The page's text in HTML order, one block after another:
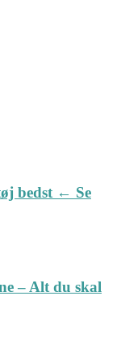
bedst ← Se
– Alt du skal